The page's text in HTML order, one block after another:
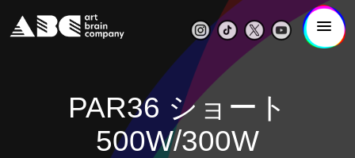
PAR36 ショート
500W/300W